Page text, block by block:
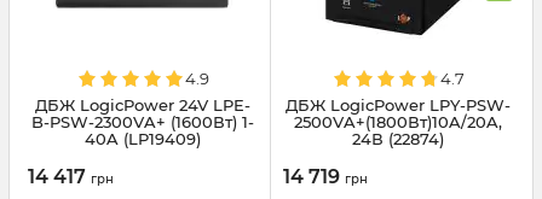
4.9
ДБЖ LogicPower 24V LPE-
B-PSW-2300VA+ (1600Вт) 1-
40A (LP19409)
14 417 грн
4.7
ДБЖ LogicPower LPY-PSW-
2500VA+(1800Вт)10A/20A,
24В (22874)
14 719 грн